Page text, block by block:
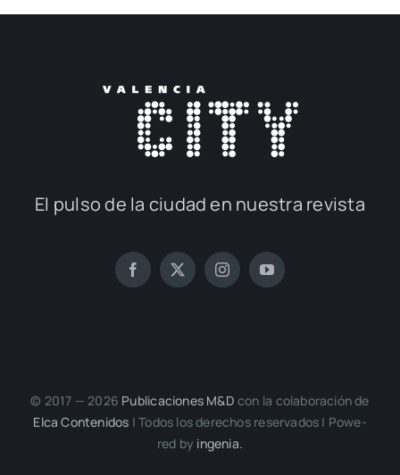
El pul­so de la ciu­dad en nues­tra revis­ta
© 2017 — 2026 Publi­ca­cio­nes M&D con la cola­bo­ra­ción de
Elca Con­te­ni­dos | Todos los dere­chos reser­va­dos | Powe­
red by inge­nia.